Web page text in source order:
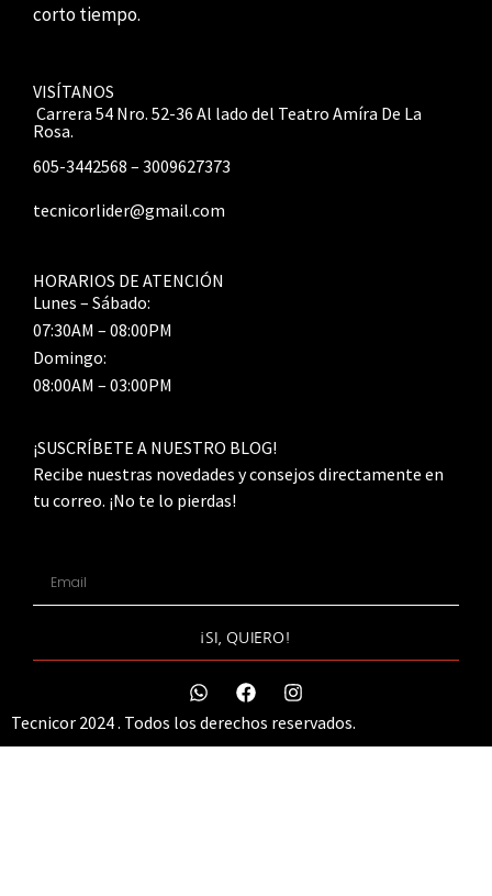
corto tiempo.
VISÍTANOS
Carrera 54 Nro. 52-36 Al lado del Teatro Amíra De La
Rosa.
605-3442568 – 3009627373
tecnicorlider@gmail.com
HORARIOS DE ATENCIÓN
Lunes – Sábado:
07:30AM – 08:00PM
Domingo:
08:00AM – 03:00PM
¡SUSCRÍBETE A NUESTRO BLOG!
Recibe nuestras novedades y consejos directamente en
tu correo. ¡No te lo pierdas!
¡SI, QUIERO!
Tecnicor 2024 . Todos los derechos reservados.